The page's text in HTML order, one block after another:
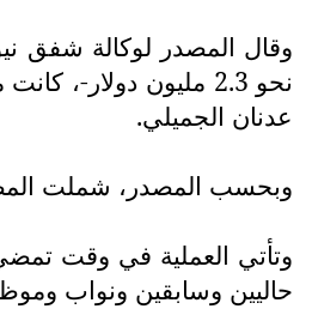
نحو 2.3 مليون
عدنان الجميلي.
وبحسب المصدر، شملت
وتأتي العملية في وقت
حاليين وسابقين ونواب